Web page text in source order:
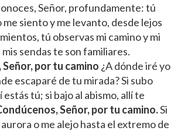
Señor, profundamente: tú
siento y me levanto, desde lejos
tú observas mi camino y mi
sendas te son familiares.
por tu camino ¿A dónde iré yo
escaparé de tu mirada? Si subo
estás tú; si bajo al abismo, allí te
Señor, por tu camino.Si
o me alejo hasta el extremo de